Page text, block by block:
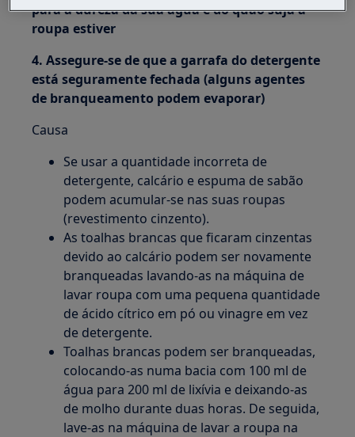
para a dureza da sua água e do quão suja a
roupa estiver
4. Assegure-se de que a garrafa do detergente
está seguramente fechada (alguns agentes
de branqueamento podem evaporar)
Causa
Se usar a quantidade incorreta de
detergente, calcário e espuma de sabão
podem acumular-se nas suas roupas
(revestimento cinzento).
As toalhas brancas que ficaram cinzentas
devido ao calcário podem ser novamente
branqueadas lavando-as na máquina de
lavar roupa com uma pequena quantidade
de ácido cítrico em pó ou vinagre em vez
de detergente.
Toalhas brancas podem ser branqueadas,
colocando-as numa bacia com 100 ml de
água para 200 ml de lixívia e deixando-as
de molho durante duas horas. De seguida,
lave-as na máquina de lavar a roupa na